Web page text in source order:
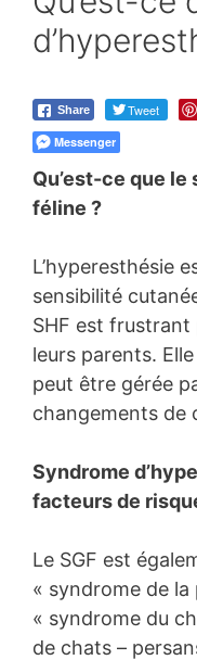
Share Tweet
Messenger
Qu’est-ce que
féline ?
L’hyperesthésie
sensibilité
SHF est
leurs parents.
peut être gérée
changements de
Syndrome
facteurs de
Le SGF est
« syndrome de la
« syndrome du
de chats –